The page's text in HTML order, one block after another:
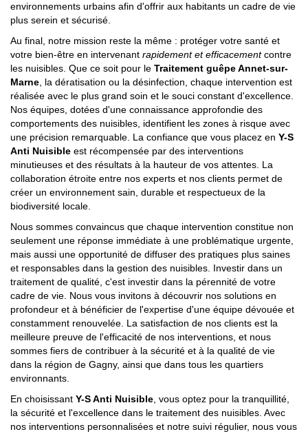
environnements urbains afin d'offrir aux habitants un cadre de vie
plus serein et sécurisé.
Au final, notre mission reste la même : protéger votre santé et
votre bien-être en intervenant rapidement et efficacementcontre
les nuisibles. Que ce soit pour le Traitement guêpe Annet-sur-
Marne , la dératisation ou la désinfection, chaque intervention est
réalisée avec le plus grand soin et le souci constant d'excellence.
Nos équipes, dotées d'une connaissance approfondie des
comportements des nuisibles, identifient les zones à risque avec
une précision remarquable. La confiance que vous placez en Y-S
Anti Nuisible est récompensée par des interventions
minutieuses et des résultats à la hauteur de vos attentes. La
collaboration étroite entre nos experts et nos clients permet de
créer un environnement sain, durable et respectueux de la
biodiversité locale.
Nous sommes convaincus que chaque intervention constitue non
seulement une réponse immédiate à une problématique urgente,
mais aussi une opportunité de diffuser des pratiques plus saines
et responsables dans la gestion des nuisibles. Investir dans un
traitement de qualité, c'est investir dans la pérennité de votre
cadre de vie. Nous vous invitons à découvrir nos solutions en
profondeur et à bénéficier de l'expertise d'une équipe dévouée et
constamment renouvelée. La satisfaction de nos clients est la
meilleure preuve de l'efficacité de nos interventions, et nous
sommes fiers de contribuer à la sécurité et à la qualité de vie
dans la région de Gagny, ainsi que dans tous les quartiers
environnants.
En choisissant Y-S Anti Nuisible , vous optez pour la tranquillité,
la sécurité et l'excellence dans le traitement des nuisibles. Avec
nos interventions personnalisées et notre suivi régulier, nous vous